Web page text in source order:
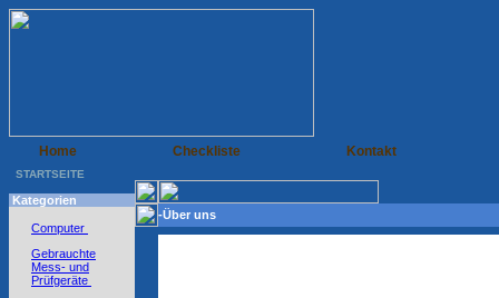
Home Checkliste Kontakt
STARTSEITE
Kategorien
Computer
Gebrauchte
Mess- und
Prüfgeräte
-Über uns